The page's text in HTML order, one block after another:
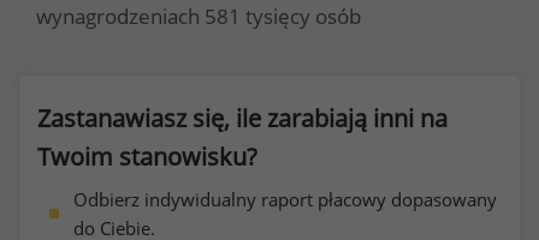
wynagrodzeniach 581 tysięcy osób
Zastanawiasz się, ile zarabiają inni na
Twoim stanowisku?
Odbierz indywidualny raport płacowy dopasowany
do Ciebie.